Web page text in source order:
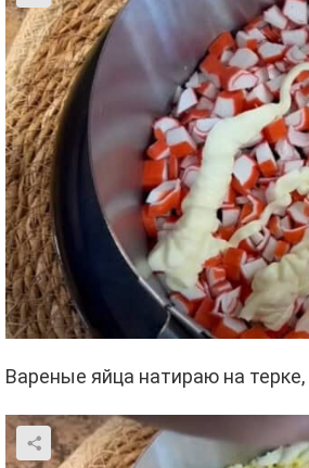
Вареные яйца натираю на